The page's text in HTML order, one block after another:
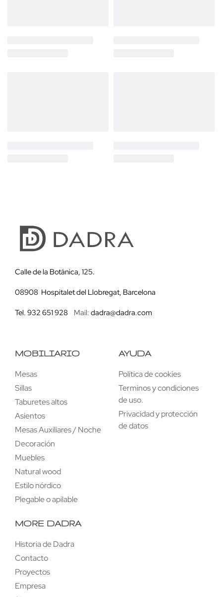
Calle de la Botánica, 125.
08908 Hospitalet del Llobregat, Barcelona
Tel. 932 651 928 Mail: dadra@dadra.com
MOBILIARIO
Mesas
Sillas
Taburetes altos
Asientos
Mesas Auxiliares / Noche
Decoración
Muebles
Natural wood
Estilo nórdico
Plegable o apilable
AYUDA
Política de cookies
Terminos y condiciones
de uso.
Privacidad y protección
de datos
MORE DADRA
Historia de Dadra
Contacto
Proyectos
Empresa